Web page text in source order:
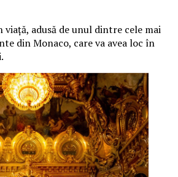
viață, adusă de unul dintre cele mai
din Monaco, care va avea loc în